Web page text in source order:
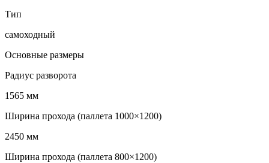
Тип
самоходный
Основные размеры
Радиус разворота
1565 мм
Ширина прохода (паллета 1000×1200)
2450 мм
Ширина прохода (паллета 800×1200)